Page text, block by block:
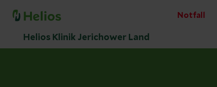
Notfall
Helios Klinik Jerichower Land